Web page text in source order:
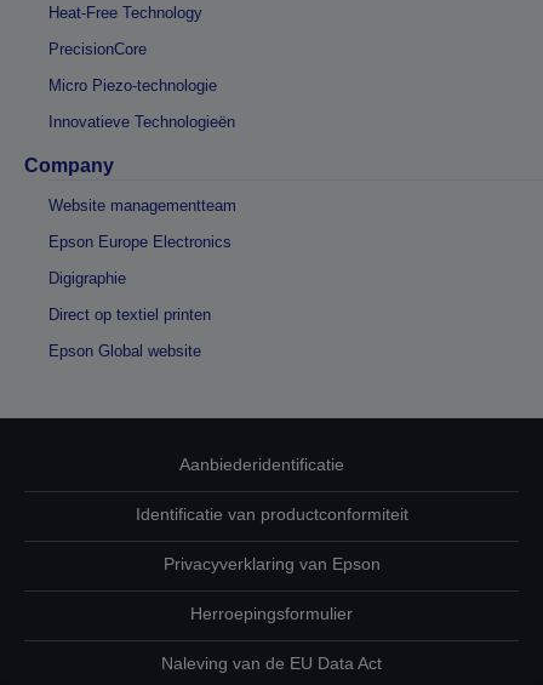
Heat-Free Technology
PrecisionCore
Micro Piezo-technologie
Innovatieve Technologieën
Company
Website managementteam
Epson Europe Electronics
Digigraphie
Direct op textiel printen
Epson Global website
Aanbiederidentificatie
Identificatie van productconformiteit
Privacyverklaring van Epson
Herroepingsformulier
Naleving van de EU Data Act